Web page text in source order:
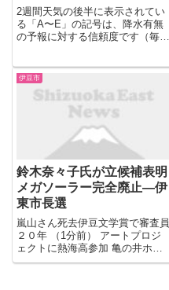
2週間天気の後半に表示されてい
る「A〜E」の記号は、降水有無
の予報に対する信頼度です（毎日
予報が変わりにくいことを表して
います。
伊豆市
鈴木奈々子氏が立候補表明
メガソーラー完全廃止―伊
東市長選
嵐山さん死去伊豆文学賞で審査員
２０年 （1分前） アートプロジ
ェクトに熱海高参加 亀の井ホテ
ルに熊八像設置 地域とホテルを